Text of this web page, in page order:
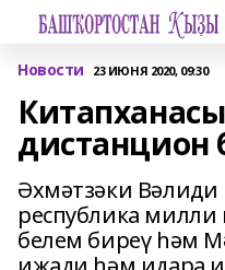
Новости 23 ИЮНЯ 2020, 09:30
дистанцион
Әхмәтзәки Вәлиди
республика
белем биреү һәм